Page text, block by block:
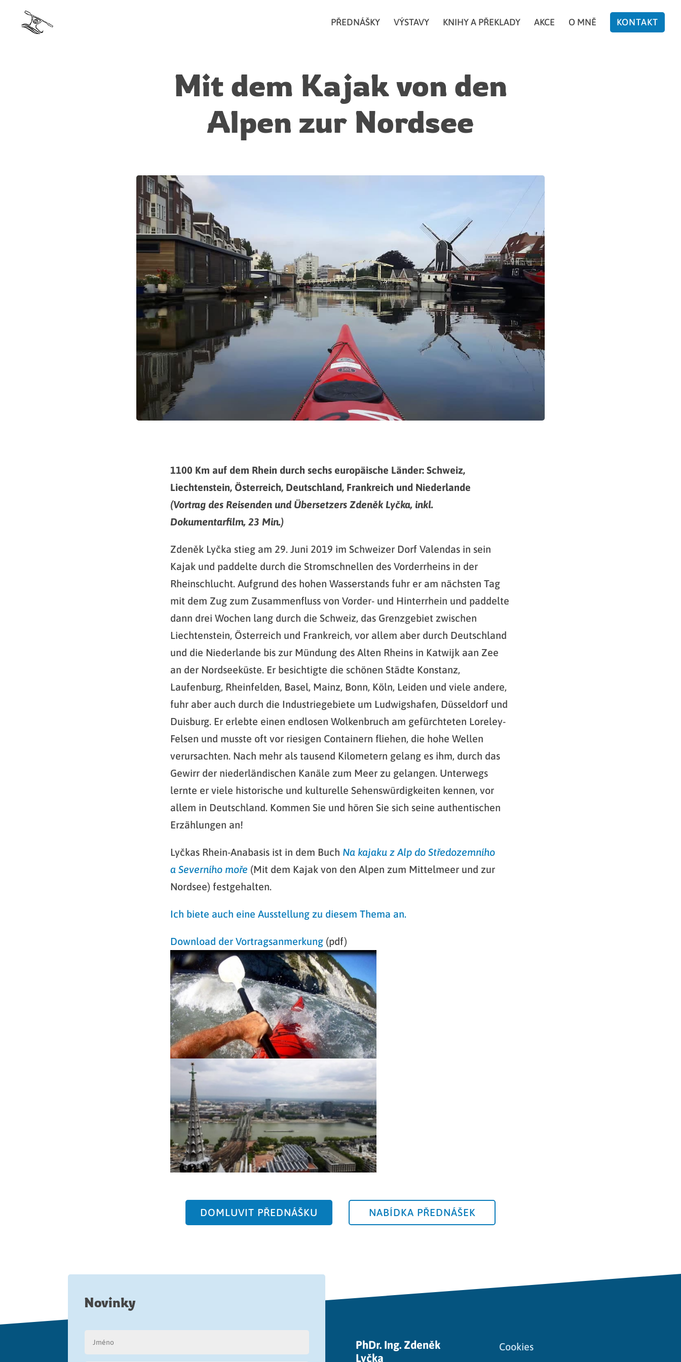
PŘEDNÁŠKY VÝSTAVY KNIHY A PŘEKLADY AKCE O MNĚ KONTAKT
Mit dem Kajak von den
Alpen zur Nordsee
1100 Km auf dem Rhein durch sechs europäische Länder: Schweiz,
Liechtenstein, Österreich, Deutschland, Frankreich und Niederlande
(Vortrag des Reisenden und Übersetzers Zdeněk Lyčka, inkl.
Dokumentarfilm, 23 Min.)
Zdeněk Lyčka stieg am 29. Juni 2019 im Schweizer Dorf Valendas in sein
Kajak und paddelte durch die Stromschnellen des Vorderrheins in der
Rheinschlucht. Aufgrund des hohen Wasserstands fuhr er am nächsten Tag
mit dem Zug zum Zusammenfluss von Vorder- und Hinterrhein und paddelte
dann drei Wochen lang durch die Schweiz, das Grenzgebiet zwischen
Liechtenstein, Österreich und Frankreich, vor allem aber durch Deutschland
und die Niederlande bis zur Mündung des Alten Rheins in Katwijk aan Zee
an der Nordseeküste. Er besichtigte die schönen Städte Konstanz,
Laufenburg, Rheinfelden, Basel, Mainz, Bonn, Köln, Leiden und viele andere,
fuhr aber auch durch die Industriegebiete um Ludwigshafen, Düsseldorf und
Duisburg. Er erlebte einen endlosen Wolkenbruch am gefürchteten Loreley-
Felsen und musste oft vor riesigen Containern fliehen, die hohe Wellen
verursachten. Nach mehr als tausend Kilometern gelang es ihm, durch das
Gewirr der niederländischen Kanäle zum Meer zu gelangen. Unterwegs
lernte er viele historische und kulturelle Sehenswürdigkeiten kennen, vor
allem in Deutschland. Kommen Sie und hören Sie sich seine authentischen
Erzählungen an!
Lyčkas Rhein-Anabasis ist in dem Buch Na kajaku z Alp do Středozemního
a Severního moře (Mit dem Kajak von den Alpen zum Mittelmeer und zur
Nordsee) festgehalten.
Ich biete auch eine Ausstellung zu diesem Thema an.
Download der Vortragsanmerkung (pdf)
DOMLUVIT PŘEDNÁŠKU NABÍDKA PŘEDNÁŠEK
Novinky
PhDr. Ing. Zdeněk
Lyčka
Cookies